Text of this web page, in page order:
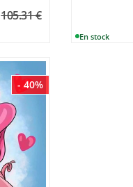
105.31 €
- 40%